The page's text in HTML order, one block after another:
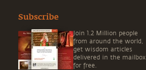
Subscribe
Join 1.2 Million people
from around the world,
get wisdom articles
delivered in the mailbox
for free.